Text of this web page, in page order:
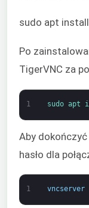
sudo apt
Po
TigerVNC za
1 sudo apt
Aby
hasło dla
1 vncserver